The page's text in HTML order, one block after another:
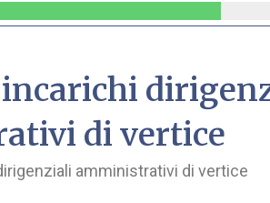
di vertice
amministrativi di vertice